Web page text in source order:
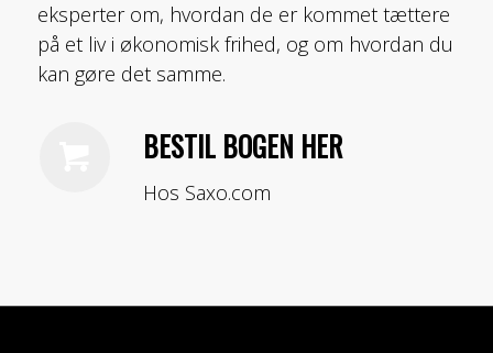
eksperter om, hvordan de er kommet tættere
på et liv i økonomisk frihed, og om hvordan du
kan gøre det samme.
BESTIL BOGEN HER
Hos Saxo.com